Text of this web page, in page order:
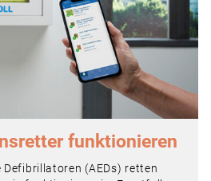
funktionieren
(AEDs) retten